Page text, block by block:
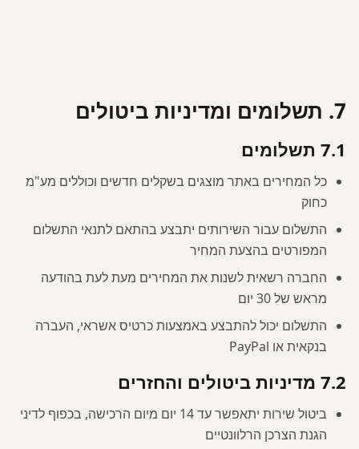
7. תשלומים ומדיניות ביטולים
7.1 תשלומים
כל המחירים באתר מוצגים בשקלים חדשים וכוללים מע"מ
כחוק
התשלום עבור השירותים יתבצע בהתאם לתנאי התשלום
המפורטים בהצעת המחיר
החברה רשאית לשנות את המחירים מעת לעת בהודעה
מראש של 30 יום
התשלום יכול להתבצע באמצעות כרטיס אשראי, העברה
בנקאית או PayPal
7.2 מדיניות ביטולים והחזרים
ביטול שירות יתאפשר עד 14 יום מיום הרכישה, בכפוף לדיני
הגנת הצרכן הרלוונטיים